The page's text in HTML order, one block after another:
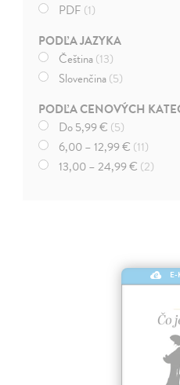
PDF (1)
PODĽA JAZYKA
Čeština(13)
Slovenčina(5)
PODĽA CENOVÝCH
Do 5,99 € (5)
6,00 – 12,99 € (11)
13,00 – 24,99 € (2)